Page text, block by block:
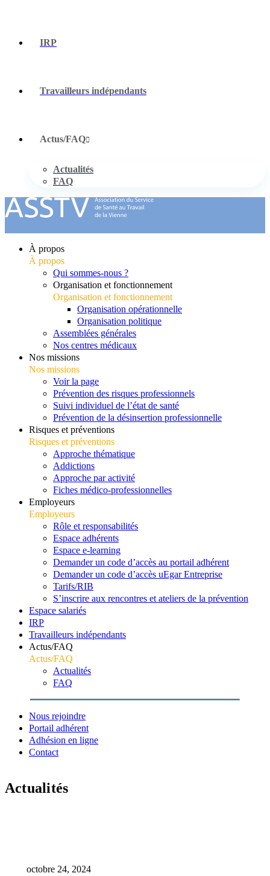
IRP
Travailleurs indépendants
Actus/FAQ
Actualités
FAQ
À propos
À propos
Qui sommes-nous ?
Organisation et fonctionnement
Organisation et fonctionnement
Organisation opérationnelle
Organisation politique
Assemblées générales
Nos centres médicaux
Nos missions
Nos missions
Voir la page
Prévention des risques professionnels
Suivi individuel de l’état de santé
Prévention de la désinsertion professionnelle
Risques et préventions
Risques et préventions
Approche thématique
Addictions
Approche par activité
Fiches médico-professionnelles
Employeurs
Employeurs
Rôle et responsabilités
Espace adhérents
Espace e-learning
Demander un code d’accès au portail adhérent
Demander un code d’accès uEgar Entreprise
Tarifs/RIB
S’inscrire aux rencontres et ateliers de la prévention
Espace salariés
IRP
Travailleurs indépendants
Actus/FAQ
Actus/FAQ
Actualités
FAQ
Nous rejoindre
Portail adhérent
Adhésion en ligne
Contact
Actualités
octobre 24, 2024